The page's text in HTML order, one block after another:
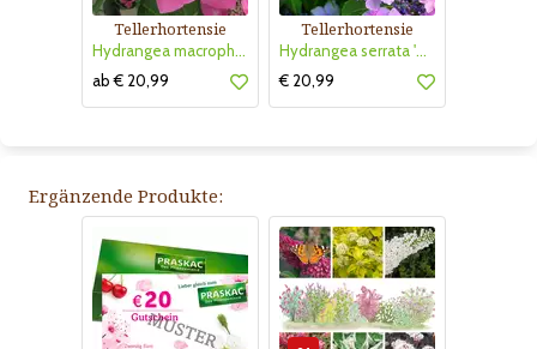
Tellerhortensie
Hydrangea macrophylla 'Teller Rosa'
ab € 20,99
Tellerhortensie
Hydrangea serrata 'Bluebird'
€ 20,99
Ergänzende Produkte: